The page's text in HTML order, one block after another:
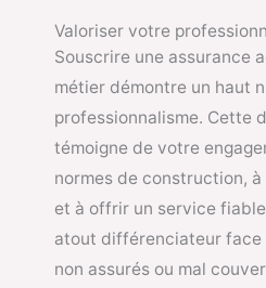
Valoriser votre
Souscrire une assurance
métier démontre un haut
professionnalisme. Cette
témoigne de votre
normes de construction,
et à offrir un service
atout différenciateur face
non assurés ou mal